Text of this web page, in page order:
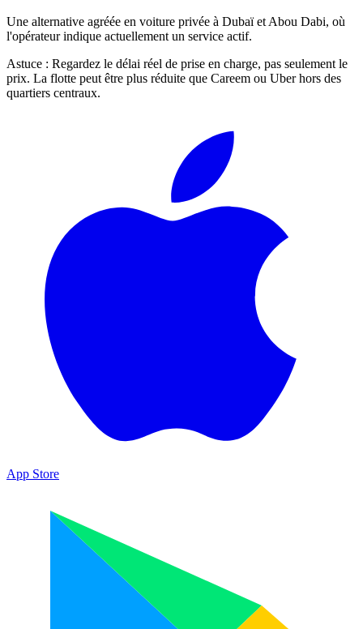
Une alternative agréée en voiture privée à Dubaï et Abou Dabi, où
l'opérateur indique actuellement un service actif.
Astuce : Regardez le délai réel de prise en charge, pas seulement le
prix. La flotte peut être plus réduite que Careem ou Uber hors des
quartiers centraux.
App Store